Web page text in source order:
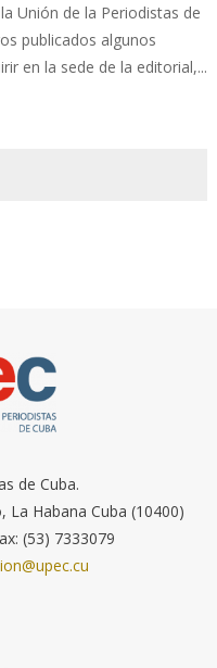
Unión de la Periodistas de
publicados algunos
en la sede de la editorial,...
de Cuba.
La Habana Cuba (10400)
(53) 7333079